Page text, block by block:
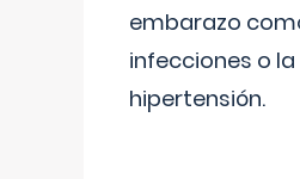
embarazo
infecciones o la
hipertensión.